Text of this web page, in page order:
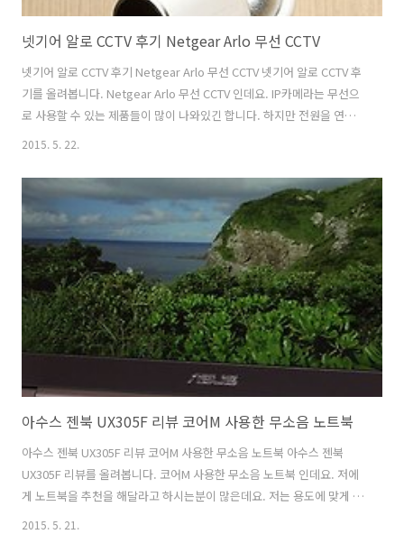
넷기어 알로 CCTV 후기 Netgear Arlo 무선 CCTV
넷기어 알로 CCTV 후기 Netgear Arlo 무선 CCTV 넷기어 알로 CCTV 후
기를 올려봅니다. Netgear Arlo 무선 CCTV 인데요. IP카메라는 무선으
로 사용할 수 있는 제품들이 많이 나와있긴 합니다. 하지만 전원을 연결
해야 동작하므로 전원선을 연결해야만 합니다. 그런데 좀 새로운 형태의
합니다. 통신은 무선으로 하고 전원은 건전지를 이용하므로 완전히 선이
없는 무선으로 사용이 가능해졌습니다. 그런 이유로 설치하는데 있어서
제약이 많이 사라졌습니다. 생활방수 기능까지 제공해서 야외에도 설치
해서 사용이 가능 합니다. 동작감지센서가 있어서 움직임이 있을 때 스마
트폰으로 알람을 알려주게 되어있어서 상시 항상 모니터를 보..
2015. 5. 22.
아수스 젠북 UX305F 리뷰 코어M 사용한 무소음 노트북
아수스 젠북 UX305F 리뷰 코어M 사용한 무소음 노트북 아수스 젠북
UX305F 리뷰를 올려봅니다. 코어M 사용한 무소음 노트북 인데요. 저에
게 노트북을 추천을 해달라고 하시는분이 많은데요. 저는 용도에 맞게 선
택하라고 말을 자주 합니다. 게임용이면 게임용으로 사무용 및 웹서핑용
2015. 5. 21.